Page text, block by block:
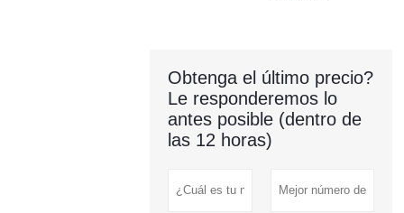
Obtenga el último precio?
Le responderemos lo
antes posible (dentro de
las 12 horas)